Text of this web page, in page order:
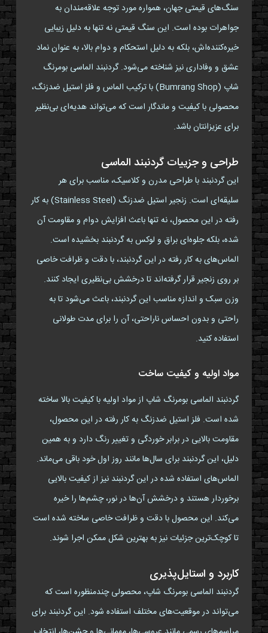
سنگ‌های قیمتی جهان، همواره مورد توجه علاقه‌مندان به
جواهرات بوده است. این سنگ قیمتی نه تنها به دلیل زیبایی
خیره‌کننده‌اش، بلکه به دلیل استحکام و دوام بالا، به عنوان نماد
عشق و وفاداری نیز شناخته می‌شود. گردنبند الماسی بومرنگ
شاپ (Bumrang Shop) با ترکیب الماس و فلز استیل ضدزنگ،
محصولی با کیفیت و ماندگار است که می‌تواند هدیه‌ای بی‌نظیر
برای عزیزانتان باشد.
طراحی و جزییات گردنبند الماسی
این گردنبند با طراحی مدرن و کلاسیک، مناسب برای هر
سلیقه‌ای است. زنجیر استیل ضدزنگ (Stainless Steel) به کار
رفته در این محصول، نه تنها باعث افزایش دوام و مقاومت آن
شده، بلکه جلوه‌ای براق و لوکس به گردنبند بخشیده است.
الماس‌های به کار رفته در این گردنبند، با دقت و ظرافت خاصی
بر روی زنجیر قرار گرفته‌اند تا درخشش بی‌نظیری ایجاد کنند.
وزن سبک و اندازه مناسب این گردنبند، باعث می‌شود تا به
راحتی و بدون احساس ناراحتی، آن را برای مدت طولانی
استفاده کنید.
مواد اولیه و کیفیت ساخت
گردنبند الماسی بومرنگ شاپ از مواد اولیه با کیفیت بالا ساخته
شده است. فلز استیل ضدزنگ به کار رفته در این محصول،
مقاومت بالایی در برابر خوردگی و تغییر رنگ دارد و به همین
دلیل، این گردنبند برای سال‌ها مانند روز اول خود باقی می‌ماند.
الماس‌های استفاده شده در این گردنبند نیز از کیفیت بالایی
برخوردار هستند و درخشش آن‌ها در نور، چشم‌ها را خیره
می‌کند. این محصول با دقت و ظرافت خاصی ساخته شده است
تا کوچک‌ترین جزئیات نیز به بهترین شکل ممکن اجرا شوند.
کاربرد و استایل‌پذیری
گردنبند الماسی بومرنگ شاپ، محصولی چندمنظوره است که
می‌تواند در موقعیت‌های مختلف استفاده شود. این گردنبند برای